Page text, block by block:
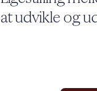
at udvikle og